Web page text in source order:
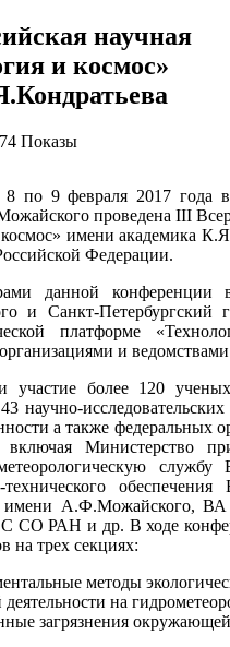
научная
и космос»
Показы
по 9 февраля 2017 года в
проведена III
имени академика
Федерации.
данной конференции
и Санкт-Петербургский
платформе
и
участие более 120
научно-
а также федеральных
включая Министерство
А.Ф.Можайского, ВА
РАН и др. В ходе
на трех секциях:
методы
деятельности на
загрязнения